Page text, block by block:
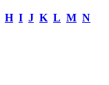
H I J K L M N